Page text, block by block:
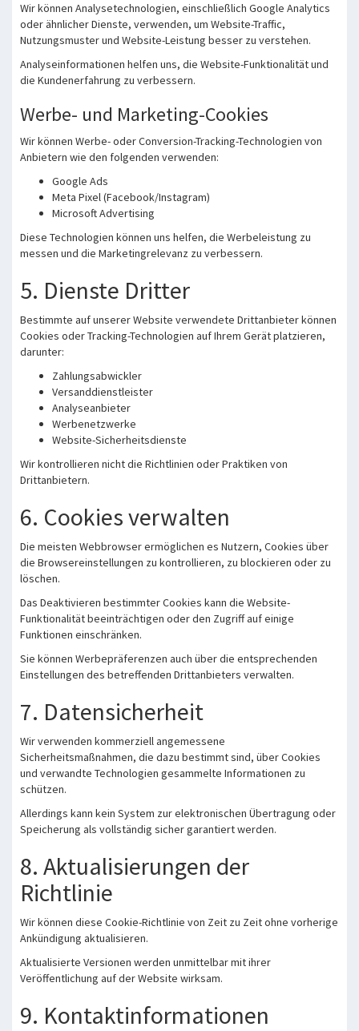
Wir können Analysetechnologien, einschließlich Google Analytics
oder ähnlicher Dienste, verwenden, um Website-Traffic,
Nutzungsmuster und Website-Leistung besser zu verstehen.
Analyseinformationen helfen uns, die Website-Funktionalität und
die Kundenerfahrung zu verbessern.
Werbe- und Marketing-Cookies
Wir können Werbe- oder Conversion-Tracking-Technologien von
Anbietern wie den folgenden verwenden:
Google Ads
Meta Pixel (Facebook/Instagram)
Microsoft Advertising
Diese Technologien können uns helfen, die Werbeleistung zu
messen und die Marketingrelevanz zu verbessern.
5. Dienste Dritter
Bestimmte auf unserer Website verwendete Drittanbieter können
Cookies oder Tracking-Technologien auf Ihrem Gerät platzieren,
darunter:
Zahlungsabwickler
Versanddienstleister
Analyseanbieter
Werbenetzwerke
Website-Sicherheitsdienste
Wir kontrollieren nicht die Richtlinien oder Praktiken von
Drittanbietern.
6. Cookies verwalten
Die meisten Webbrowser ermöglichen es Nutzern, Cookies über
die Browsereinstellungen zu kontrollieren, zu blockieren oder zu
löschen.
Das Deaktivieren bestimmter Cookies kann die Website-
Funktionalität beeinträchtigen oder den Zugriff auf einige
Funktionen einschränken.
Sie können Werbepräferenzen auch über die entsprechenden
Einstellungen des betreffenden Drittanbieters verwalten.
7. Datensicherheit
Wir verwenden kommerziell angemessene
Sicherheitsmaßnahmen, die dazu bestimmt sind, über Cookies
und verwandte Technologien gesammelte Informationen zu
schützen.
Allerdings kann kein System zur elektronischen Übertragung oder
Speicherung als vollständig sicher garantiert werden.
8. Aktualisierungen der
Richtlinie
Wir können diese Cookie-Richtlinie von Zeit zu Zeit ohne vorherige
Ankündigung aktualisieren.
Aktualisierte Versionen werden unmittelbar mit ihrer
Veröffentlichung auf der Website wirksam.
9. Kontaktinformationen